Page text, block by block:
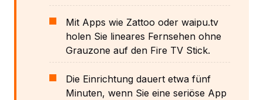
Mit Apps wie Zattoo oder waipu.tv
holen Sie lineares Fernsehen ohne
Grauzone auf den Fire TV Stick.
Die Einrichtung dauert etwa fünf
Minuten, wenn Sie eine seriöse App